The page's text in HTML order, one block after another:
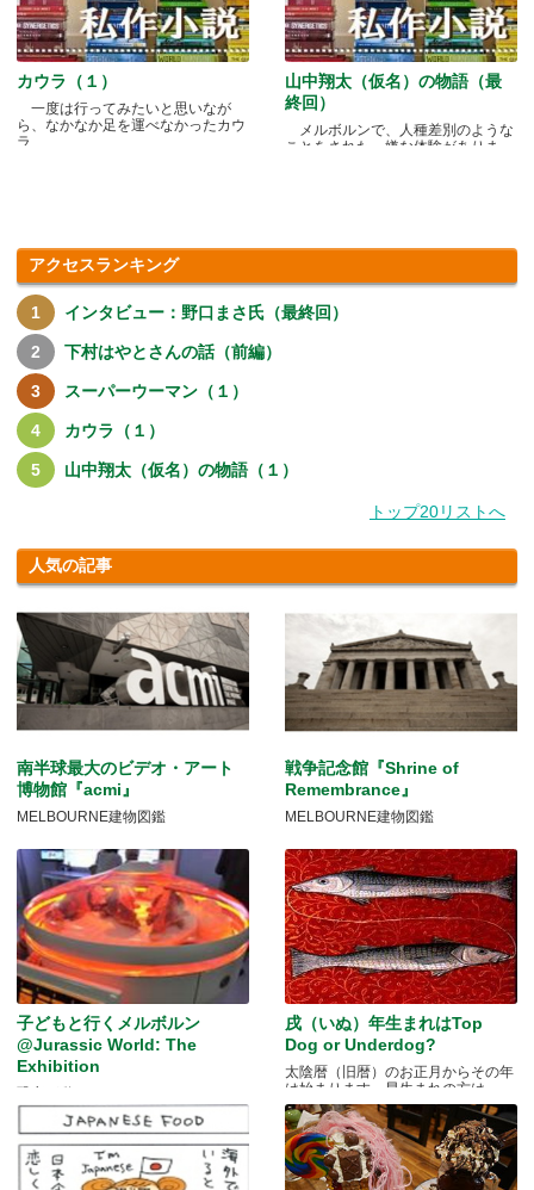
カウラ（１）
一度は行ってみたいと思いなが
ら、なかなか足を運べなかったカウ
ラ.....
山中翔太（仮名）の物語（最
終回）
メルボルンで、人種差別のような
ことをされた、嫌な体験がありま
アクセスランキング
インタビュー：野口まさ氏（最終回）
下村はやとさんの話（前編）
スーパーウーマン（１）
カウラ（１）
山中翔太（仮名）の物語（１）
トップ20リストへ
人気の記事
南半球最大のビデオ・アート
博物館『acmi』
MELBOURNE建物図鑑
戦争記念館『Shrine of
Remembrance』
MELBOURNE建物図鑑
子どもと行くメルボルン
@Jurassic World: The
Exhibition
戌（いぬ）年生まれはTop
Dog or Underdog?
太陰暦（旧暦）のお正月からその年
は始まります。早生まれの方は.....